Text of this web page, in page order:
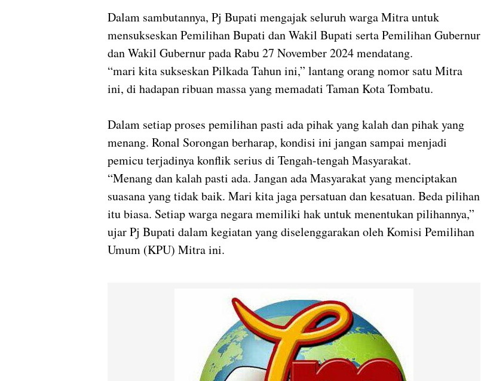
Dalam sambutannya, Pj Bupati mengajak seluruh warga Mitra untuk
mensukseskan Pemilihan Bupati dan Wakil Bupati serta Pemilihan Gubernur
dan Wakil Gubernur pada Rabu 27 November 2024 mendatang.
“mari kita sukseskan Pilkada Tahun ini,” lantang orang nomor satu Mitra
ini, di hadapan ribuan massa yang memadati Taman Kota Tombatu.
Dalam setiap proses pemilihan pasti ada pihak yang kalah dan pihak yang
menang. Ronal Sorongan berharap, kondisi ini jangan sampai menjadi
pemicu terjadinya konflik serius di Tengah-tengah Masyarakat.
“Menang dan kalah pasti ada. Jangan ada Masyarakat yang menciptakan
suasana yang tidak baik. Mari kita jaga persatuan dan kesatuan. Beda pilihan
itu biasa. Setiap warga negara memiliki hak untuk menentukan pilihannya,”
ujar Pj Bupati dalam kegiatan yang diselenggarakan oleh Komisi Pemilihan
Umum (KPU) Mitra ini.